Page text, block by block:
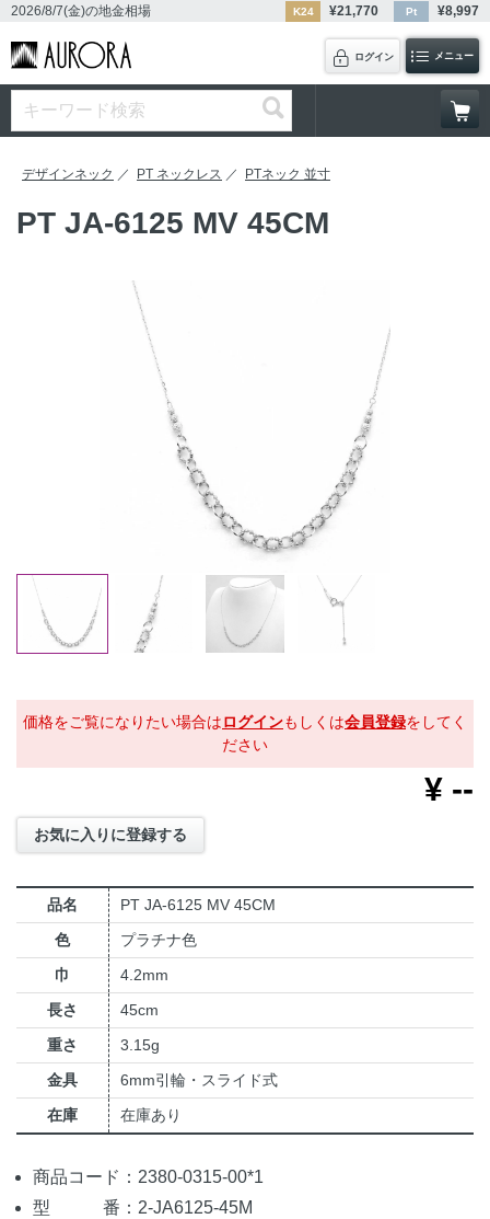
2026/8/7(金)の地金相場 K24 ¥21,770 Pt ¥8,997
ログイン メニュー
デザインネック PT ネックレス PTネック 並寸
PT JA-6125 MV 45CM
価格をご覧になりたい場合はログインもしくは会員登録をしてく
ださい
¥ --
お気に入りに登録する
品名
PT JA-6125 MV 45CM
色
プラチナ色
巾
4.2mm
長さ
45cm
重さ
3.15g
金具
6mm引輪・スライド式
在庫
在庫あり
商品コード：2380-0315-00*1
型 番：2-JA6125-45M